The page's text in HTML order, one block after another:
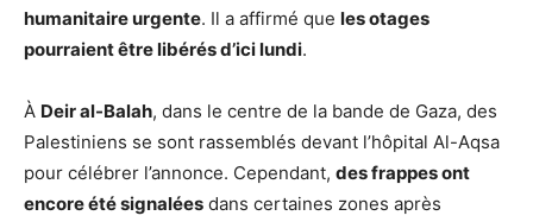
humanitaire urgente. Il a affirmé que les otages
pourraient être libérés d’ici lundi.
À Deir al-Balah, dans le centre de la bande de Gaza, des
Palestiniens se sont rassemblés devant l’hôpital Al-Aqsa
pour célébrer l’annonce. Cependant, des frappes ont
encore été signalées dans certaines zones après